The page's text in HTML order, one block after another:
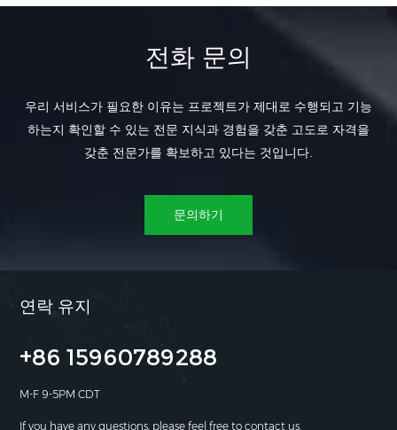
전화 문의
우리 서비스가 필요한 이유는 프로젝트가 제대로 수행되고 기능
하는지 확인할 수 있는 전문 지식과 경험을 갖춘 고도로 자격을
갖춘 전문가를 확보하고 있다는 것입니다.
문의하기
연락 유지
+86 15960789288
M-F 9-5PM CDT
If you have any questions, please feel free to contact us.